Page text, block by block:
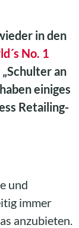
in den
No. 1
an
einiges
Retailing-
und
immer
anzubieten.